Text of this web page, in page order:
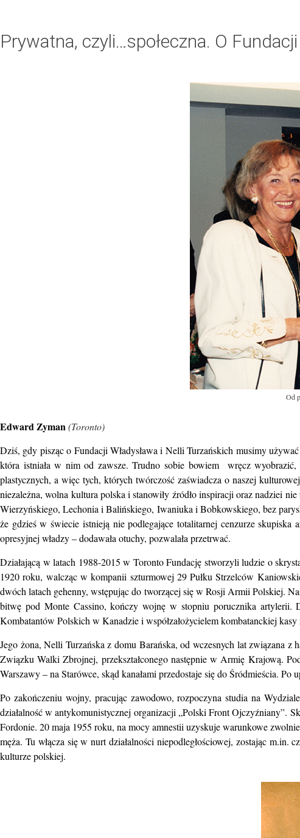
Prywatna, czyli…społeczna. O
Od
Edward Zyman(Toronto)
Dziś, gdy pisząc o Fundacji Władysława i Nelli Turzańskich musimy
która istniała w nim od zawsze. Trudno sobie bowiem wręcz
plastycznych, a więc tych, których twórczość zaświadcza o naszej
niezależna, wolna kultura polska i stanowiły źródło inspiracji oraz nadziei
Wierzyńskiego, Lechonia i Balińskiego, Iwaniuka i Bobkowskiego, bez
że gdzieś w świecie istnieją nie podlegające totalitarnej cenzurze
opresyjnej władzy – dodawała otuchy, pozwalała przetrwać.
Działającą w latach 1988-2015 w Toronto Fundację stworzyli ludzie o
1920 roku, walcząc w kompanii szturmowej 29 Pułku Strzelców
dwóch latach gehenny, wstępując do tworzącej się w Rosji Armii Polskiej.
bitwę pod Monte Cassino, kończy wojnę w stopniu porucznika artylerii.
Kombatantów Polskich w Kanadzie i współzałożycielem kombatanckiej
Jego żona, Nelli Turzańska z domu Barańska, od wczesnych lat związana
Związku Walki Zbrojnej, przekształconego następnie w Armię Krajową.
Warszawy – na Starówce, skąd kanałami przedostaje się do Śródmieścia.
Po zakończeniu wojny, pracując zawodowo, rozpoczyna studia na
działalność w antykomunistycznej organizacji „Polski Front Ojczyźniany”.
Fordonie. 20 maja 1955 roku, na mocy amnestii uzyskuje warunkowe
męża. Tu włącza się w nurt działalności niepodległościowej, zostając
kulturze polskiej.